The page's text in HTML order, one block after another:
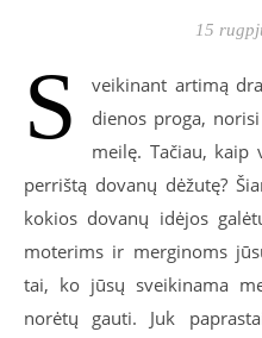
15
S
veikinant artimą
dienos proga,
meilę. Tačiau, kaip
perrištą dovanų dėžutę?
kokios dovanų idėjos
moterims ir merginoms
tai, ko jūsų sveikinama
norėtų gauti. Juk